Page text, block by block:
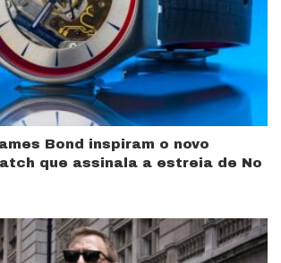
Bond inspiram o novo
que assinala a estreia de No